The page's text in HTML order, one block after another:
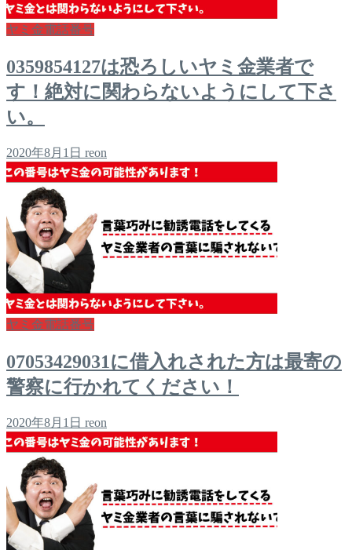
ヤミ金電話番号
0359854127は恐ろしいヤミ金業者で
す！絶対に関わらないようにして下さ
い。
2020年8月1日 reon
ヤミ金電話番号
07053429031に借入れされた方は最寄の
警察に行かれてください！
2020年8月1日 reon